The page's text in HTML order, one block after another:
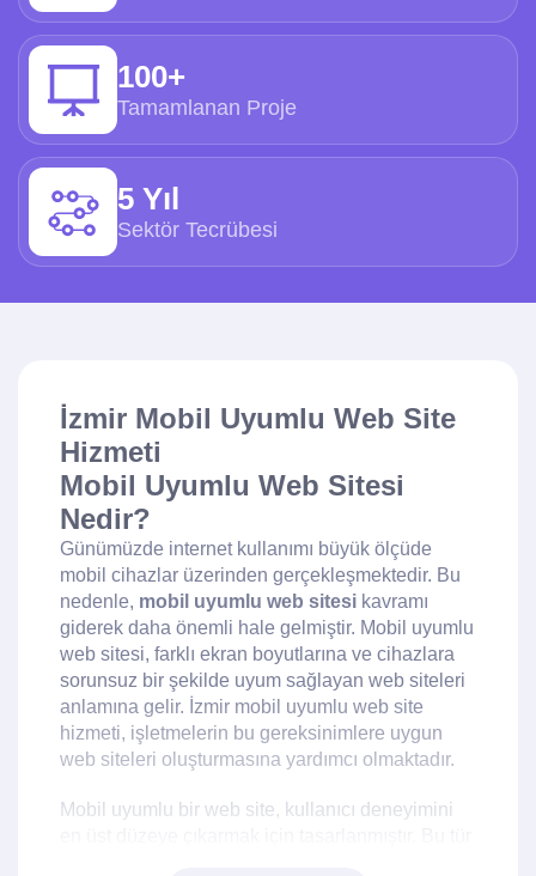
100+
Tamamlanan Proje
5 Yıl
Sektör Tecrübesi
İzmir Mobil Uyumlu Web Site
Hizmeti
Mobil Uyumlu Web Sitesi
Nedir?
Günümüzde internet kullanımı büyük ölçüde
mobil cihazlar üzerinden gerçekleşmektedir. Bu
nedenle, mobil uyumlu web sitesi kavramı
giderek daha önemli hale gelmiştir. Mobil uyumlu
web sitesi, farklı ekran boyutlarına ve cihazlara
sorunsuz bir şekilde uyum sağlayan web siteleri
anlamına gelir. İzmir mobil uyumlu web site
hizmeti, işletmelerin bu gereksinimlere uygun
web siteleri oluşturmasına yardımcı olmaktadır.
Mobil uyumlu bir web site, kullanıcı deneyimini